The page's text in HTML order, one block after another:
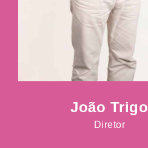
João Trigo
Diretor